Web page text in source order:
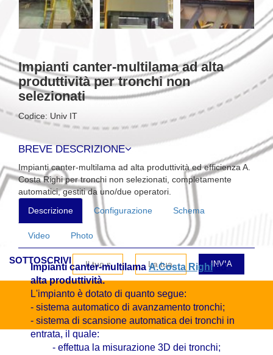
Impianti canter-multilama ad alta
produttività per tronchi non
selezionati
Codice: Univ IT
BREVE DESCRIZIONE
Impianti canter-multilama ad alta produttività ed efficienza A.
Costa Righi per tronchi non selezionati, completamente
automatici, gestiti da uno/due operatori.
Descrizione
Configurazione Schema
Video Photo
Impianti canter-multilama A.Costa Righiad
alta produttività.
L'impianto è dotato di quanto segue:
- sistema automatico di avanzamento tronchi;
- sistema di scansione automatica dei tronchi in
entrata, il quale:
- effettua la misurazione 3D dei tronchi;
SOTTOSCRIVI